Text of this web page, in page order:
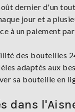
dernier d'un
jour et a
à un paiement
des
adaptés aux
sa bouteille en
dans